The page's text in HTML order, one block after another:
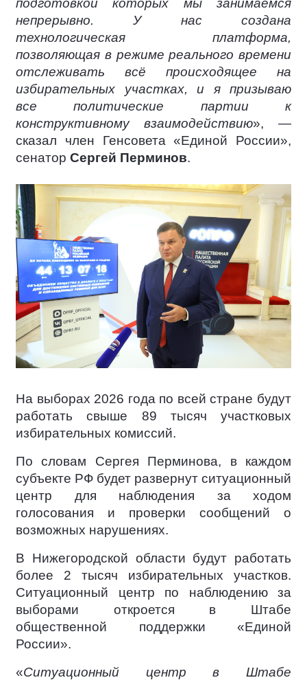
подготовкой которых мы занимаемся
непрерывно. У нас создана
технологическая платформа,
позволяющая в режиме реального времени
отслеживать всё происходящее на
избирательных участках, и я призываю
все политические партии к
конструктивному взаимодействию», —
сказал член Генсовета «Единой России»,
сенатор Сергей Перминов.
На выборах 2026 года по всей стране будут
работать свыше 89 тысяч участковых
избирательных комиссий.
По словам Сергея Перминова, в каждом
субъекте РФ будет развернут ситуационный
центр для наблюдения за ходом
голосования и проверки сообщений о
возможных нарушениях.
В Нижегородской области будут работать
более 2 тысяч избирательных участков.
Ситуационный центр по наблюдению за
выборами откроется в Штабе
общественной поддержки «Единой
России».
«Ситуационный центр в Штабе